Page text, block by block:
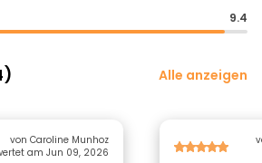
9.4
Alle anzeigen
von Caroline Munhoz
am Jun 09, 2026